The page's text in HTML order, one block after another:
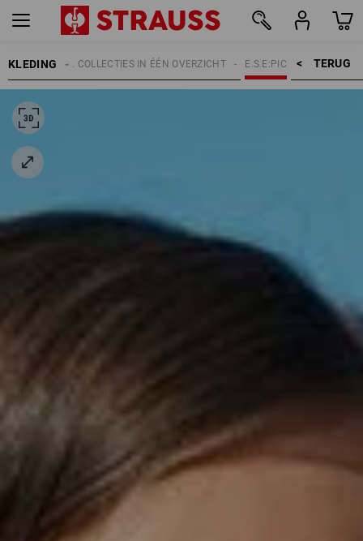
KLEDING TERUG    >
E.S.E:PIC
E.S. COLLECTIES IN ÉÉN OVERZICHT